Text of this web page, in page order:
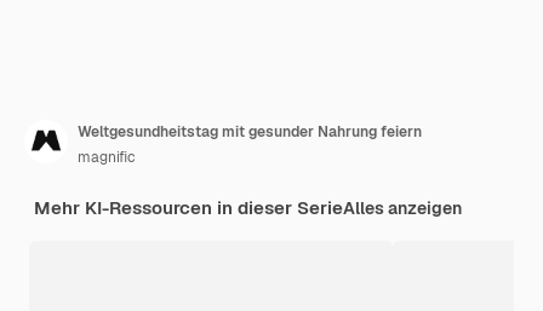
Weltgesundheitstag mit gesunder Nahrung feiern
magnific
Mehr KI-Ressourcen in dieser SerieAlles anzeigen